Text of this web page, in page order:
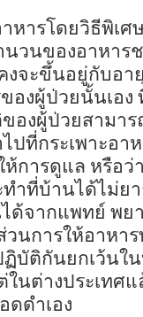
หารโดยวิธีพิเ
วนของอาหา
จะขึ้นอยู่กับอา
องผู้ป่วยนั้นเอง
องผู้ป่วยสามา
ปที่กระเพาะอ
ห้การดูแล หรือ
ำที่บ้านได้ไม่ย
ด้จากแพทย์ พ
นการให้อาหา
บัติกันยกเว้นใ
ในต่างประเทศ
ดดำเอง